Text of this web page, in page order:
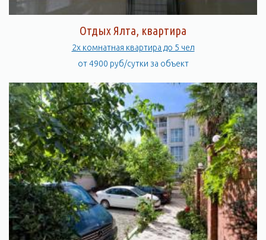
Отдых Ялта, квартира
2х комнатная квартира до 5 чел
от 4900 руб/сутки за объект